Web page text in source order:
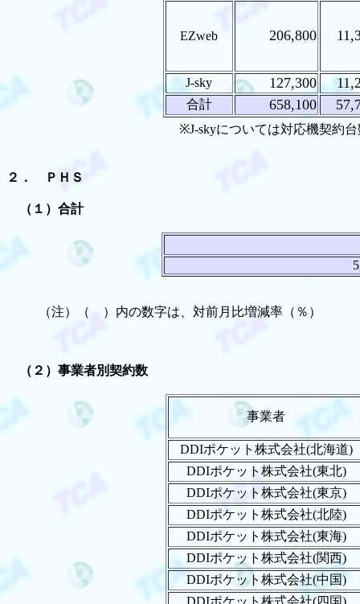
EZweb 206,800
J-sky 127,300
合計 658,100
※J-skyについては対応機契約台
２． ＰＨＳ
（１）合計
（注）（ ）内の数字は、対前月比増減率（％）
（２）事業者別契約数
事業者
DDIポケット株式会社(北海道)
DDIポケット株式会社(東北)
DDIポケット株式会社(東京)
DDIポケット株式会社(北陸)
DDIポケット株式会社(東海)
DDIポケット株式会社(関西)
DDIポケット株式会社(中国)
DDIポケット株式会社(四国)